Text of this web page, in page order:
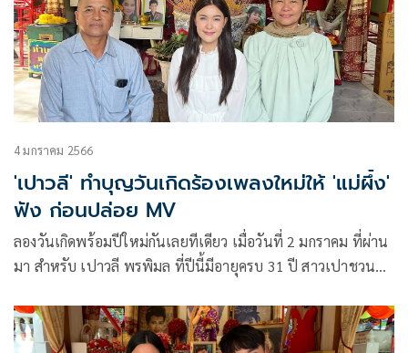
4 มกราคม 2566
'เปาวลี' ทำบุญวันเกิดร้องเพลงใหม่ให้ 'แม่ผึ้ง'
ฟัง ก่อนปล่อย MV
ลองวันเกิดพร้อมปีใหม่กันเลยทีเดียว เมื่อวันที่ 2 มกราคม ที่ผ่าน
มา สำหรับ เปาวลี พรพิมล ที่ปีนี้มีอายุครบ 31 ปี สาวเปาชวน
ศิริมงคลในวันเกิดและในวันปีใหม่ งานนี้เปายังไปไหว้ขอพร
“แม่ผึ้ง” พร้อมร้องเพลงใหม่ “พ่อเนื้อทอง” ให้แม่ผึ้งฟังgหมือ